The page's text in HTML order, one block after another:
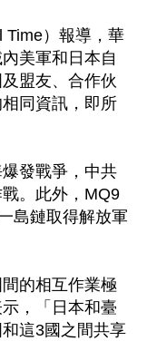
Time）報導，華
美軍和日本自
盟友、合作伙
同資訊，即所
發戰爭，中共
。此外，MQ9
島鏈取得解放軍
的相互作業極
，「日本和臺
這3國之間共享